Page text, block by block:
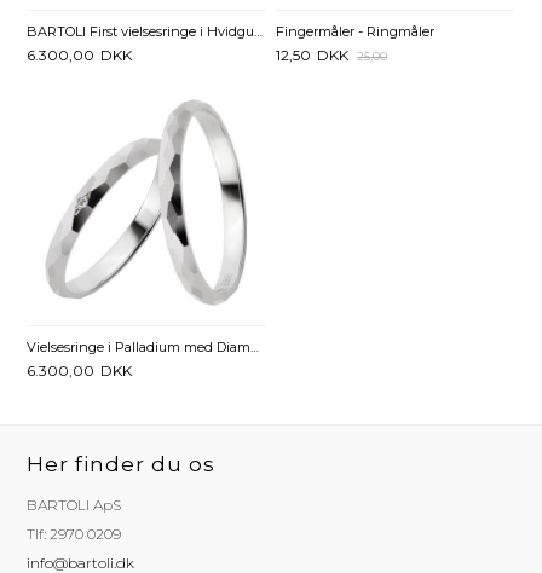
BARTOLI First vielsesringe i Hvidguld med Diamant 0,005 ct. - 2,5 mm
6.300,00 DKK
Fingermåler - Ringmåler
12,50 DKK 25,00
6.300,00 DKK
Her finder du os
BARTOLI ApS
Tlf: 2970 0209
info@bartoli.dk